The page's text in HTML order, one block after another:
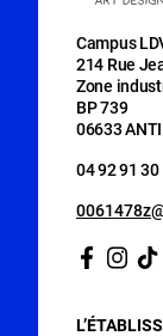
en co-
intervention
Analyse du
projet et de
contexte
Analyse et
année: projet
numérique
quantitative
Campus
214 Rue
Zone
BP 739
06633
04 92 91 30